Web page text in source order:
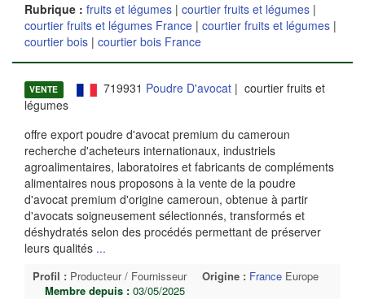
Rubrique : fruits et légumes | courtier fruits et légumes |
courtier fruits et légumes France | courtier fruits et légumes |
courtier bois | courtier bois France
VENTE 719931 Poudre D'avocat| courtier fruits et
légumes
offre export poudre d'avocat premium du cameroun
recherche d'acheteurs internationaux, industriels
agroalimentaires, laboratoires et fabricants de compléments
alimentaires nous proposons à la vente de la poudre
d'avocat premium d'origine cameroun, obtenue à partir
d'avocats soigneusement sélectionnés, transformés et
déshydratés selon des procédés permettant de préserver
leurs qualités ...
Profil : Producteur / Fournisseur Origine : France Europe
Membre depuis : 03/05/2025